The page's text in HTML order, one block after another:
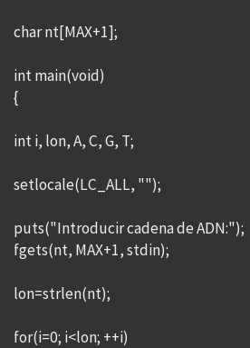
char nt[MAX+1];
int main(void)
{
int i, lon, A, C, G, T;
setlocale(LC_ALL, "");
puts("Introducir cadena de ADN:");
fgets(nt, MAX+1, stdin);
lon=strlen(nt);
for(i=0; i<lon; ++i)